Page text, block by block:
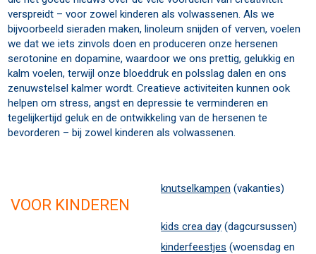
verspreidt – voor zowel kinderen als volwassenen. Als we
bijvoorbeeld sieraden maken, linoleum snijden of verven, voelen
we dat we iets zinvols doen en produceren onze hersenen
serotonine en dopamine, waardoor we ons prettig, gelukkig en
kalm voelen, terwijl onze bloeddruk en polsslag dalen en ons
zenuwstelsel kalmer wordt. Creatieve activiteiten kunnen ook
helpen om stress, angst en depressie te verminderen en
tegelijkertijd geluk en de ontwikkeling van de hersenen te
bevorderen – bij zowel kinderen als volwassenen.
VOOR KINDEREN
knutselkampen (vakanties)
kids crea day (dagcursussen)
kinderfeestjes (woensdag en